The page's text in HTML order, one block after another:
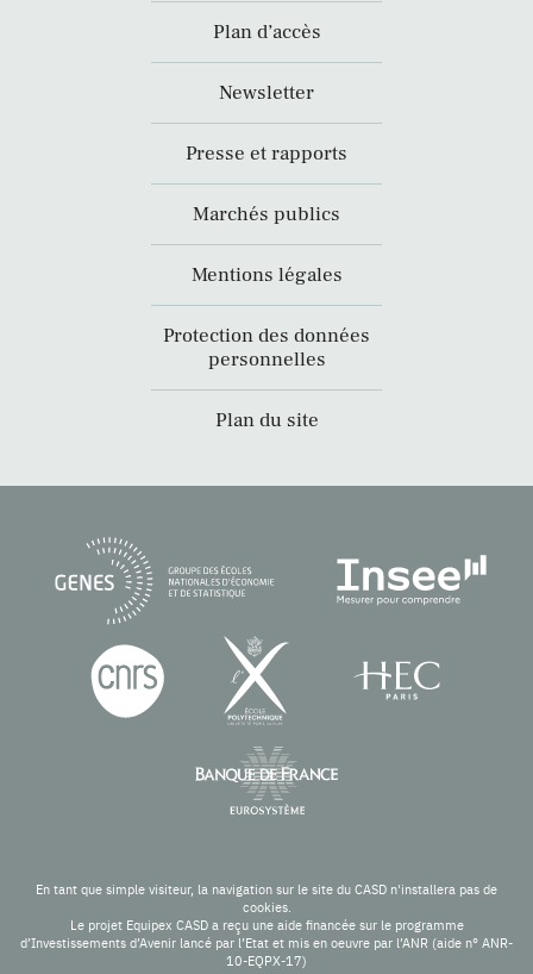
Plan d’accès
Newsletter
Presse et rapports
Marchés publics
Mentions légales
Protection des données
personnelles
Plan du site
En tant que simple visiteur, la navigation sur le site du CASD n'installera pas de
cookies.
Le projet Equipex CASD a reçu une aide financée sur le programme
d’Investissements d’Avenir lancé par l’Etat et mis en oeuvre par l’ANR (aide n° ANR-
10-EQPX-17)